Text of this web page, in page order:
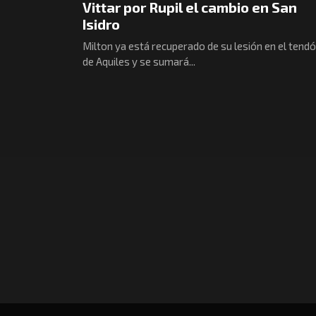
Vittar por Rupil el cambio en San
Isidro
Milton ya está recuperado de su lesión en el
de Aquiles y se sumará...